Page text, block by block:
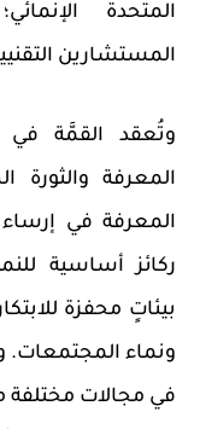
المتحدة
المستشارين
وتُعقد القمَّة في
المعرفة والثورة
المعرفة في
ركائز أساسية
بيئاتٍ محفزة
ونماء
في مجالات مختلفة